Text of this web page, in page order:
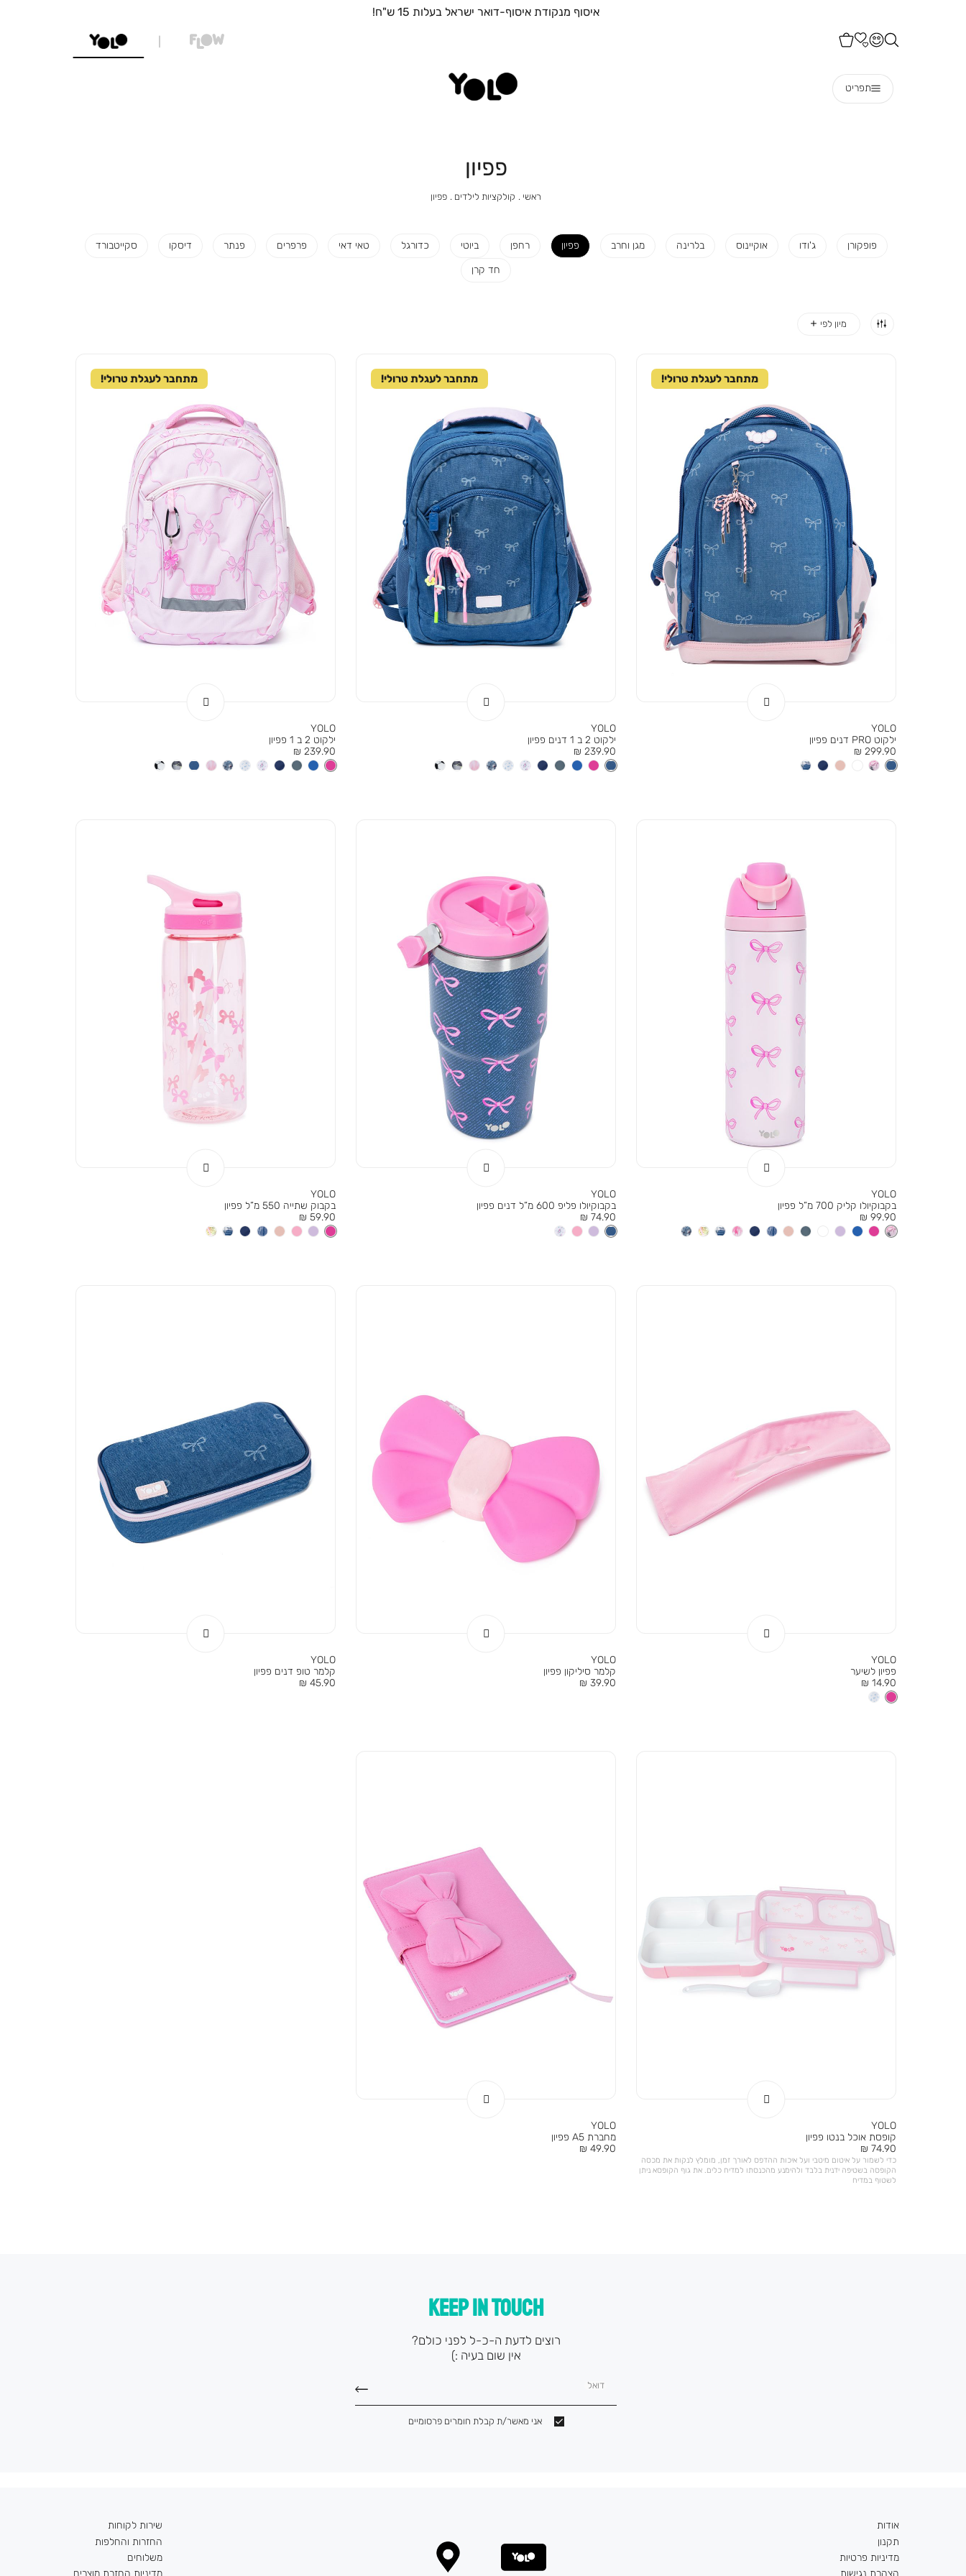
איסוף מנקודת איסוף-דואר ישראל בעלות 15 ש"ח!
תפריט
פפיון
ראשי ראשי
קולקציות לילדים
קולקציות
פפיון
פופקורן ג'ודו אוקיינוס בלרינה מגן וחרב פפיון רחפן ביוטי כדורגל טאי דאי פרפרים פנתר דיסקו
סקייטבורד
חד קרן
מתחבר לעגלת טרולי!
YOLO
ילקוט PRO דנים פפיון
מחיר
מוצר
299.90 ₪
מתחבר לעגלת טרולי!
YOLO
ילקוט 2 ב 1 דנים פפיון
מחיר
מוצר
239.90 ₪
מתחבר לעגלת טרולי!
YOLO
ילקוט 2 ב 1 פפיון
מחיר
מוצר
239.90 ₪
YOLO
בקבוקיולו קליק 700 מ”ל פפיון
מחיר
מוצר
99.90 ₪
YOLO
בקבוקיולו פליפ 600 מ”ל דנים פפיון
מחיר
מוצר
74.90 ₪
YOLO
בקבוק שתייה 550 מ”ל פפיון
מחיר
מוצר
59.90 ₪
YOLO
פפיון לשיער
מחיר
מוצר
14.90 ₪
YOLO
קלמר סיליקון פפיון
מחיר
39.90 ₪
YOLO
קלמר טופ דנים פפיון
מחיר
45.90 ₪
YOLO
קופסת אוכל בנטו פפיון
מחיר
מוצר
74.90 ₪
כדי לשמור על איטום מיטבי ועל איכות ההדפס לאורך זמן, מומלץ לנקות את מכסה
הקופסה בשטיפה ידנית בלבד ולהימנע מהכנסתו למדיח כלים. את גוף הקופסא ניתן
לשטוף במדיח
YOLO
מחברת A5 פפיון
מחיר
49.90 ₪
KEEP IN TOUCH
רוצים לדעת ה-כ-ל לפני כולם?
אין שום בעיה :)
דואל
אני מאשר/ת קבלת חומרים פרסומיים
אודות
תקנון
מדיניות פרטיות
הצהרת נגישות
שירות לקוחות
החזרות והחלפות
משלוחים
מדיניות החזרת מוצרים